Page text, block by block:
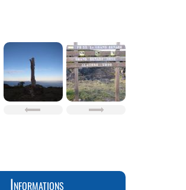
Informations